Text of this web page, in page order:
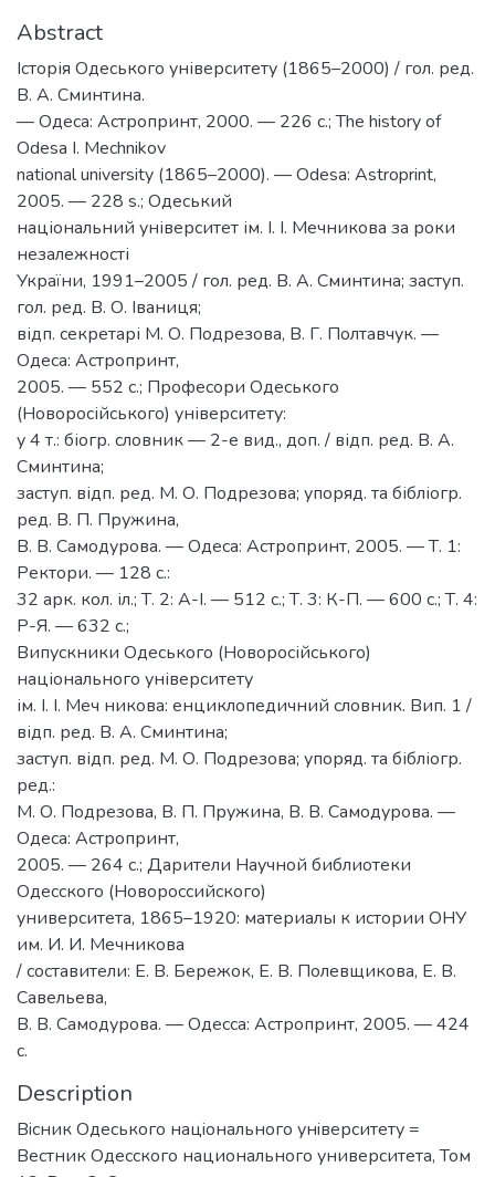
Abstract
Історія Одеського університету (1865–2000) / гол. ред.
В. А. Сминтина.
— Одеса: Астропринт, 2000. — 226 с.; The history of
Odesa I. Mechnikov
national university (1865–2000). — Odesa: Astroprint,
2005. — 228 s.; Одеський
національний університет ім. І. І. Мечникова за роки
незалежності
України, 1991–2005 / гол. ред. В. А. Сминтина; заступ.
гол. ред. В. О. Іваниця;
відп. секретарі М. О. Подрезова, В. Г. Полтавчук. —
Одеса: Астропринт,
2005. — 552 с.; Професори Одеського
(Новоросійського) університету:
у 4 т.: біогр. словник — 2-е вид., доп. / відп. ред. В. А.
Сминтина;
заступ. відп. ред. М. О. Подрезова; упоряд. та бібліогр.
ред. В. П. Пружина,
В. В. Самодурова. — Одеса: Астропринт, 2005. — Т. 1:
Ректори. — 128 с.:
32 арк. кол. іл.; Т. 2: А-І. — 512 с.; Т. 3: К-П. — 600 с.; Т. 4:
Р-Я. — 632 с.;
Випускники Одеського (Новоросійського)
національного університету
ім. І. І. Меч никова: енциклопедичний словник. Вип. 1 /
відп. ред. В. А. Сминтина;
заступ. відп. ред. М. О. Подрезова; упоряд. та бібліогр.
ред.:
М. О. Подрезова, В. П. Пружина, В. В. Самодурова. —
Одеса: Астропринт,
2005. — 264 с.; Дарители Научной библиотеки
Одесского (Новороссийского)
университета, 1865–1920: материалы к истории ОНУ
им. И. И. Мечникова
/ составители: Е. В. Бережок, Е. В. Полевщикова, Е. В.
Савельева,
В. В. Самодурова. — Одесса: Астропринт, 2005. — 424
с.
Description
Вiсник Одеського нацiонального унiверситету =
Вестник Одесского национального университета, Том